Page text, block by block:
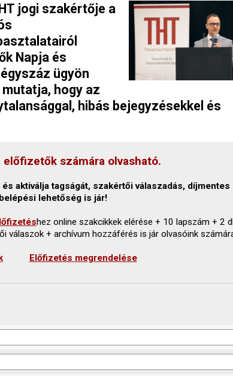
jogi szakértője a
Napja és
ügyön
hogy az
hibás bejegyzésekkel és
előfizetők számára olvasható.
aktiválja tagságát, szakértői válaszadás, díjmentes
lehetőség is jár!
hez online szakcikkek elérése + 10 lapszám + 2
válaszok + archívum hozzáférés is jár olvasóink
Előfizetés megrendelése